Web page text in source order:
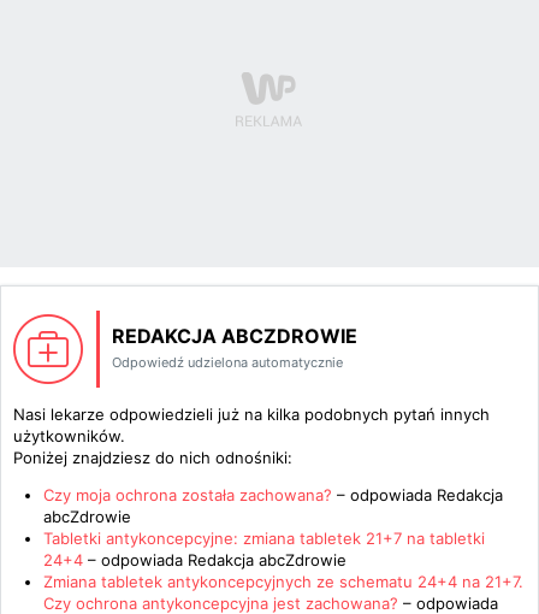
REDAKCJA ABCZDROWIE
Odpowiedź udzielona automatycznie
Nasi lekarze odpowiedzieli już na kilka podobnych pytań innych
użytkowników.
Poniżej znajdziesz do nich odnośniki:
Czy moja ochrona została zachowana? – odpowiada Redakcja
abcZdrowie
Tabletki antykoncepcyjne: zmiana tabletek 21+7 na tabletki
24+4 – odpowiada Redakcja abcZdrowie
Zmiana tabletek antykoncepcyjnych ze schematu 24+4 na 21+7.
Czy ochrona antykoncepcyjna jest zachowana? – odpowiada